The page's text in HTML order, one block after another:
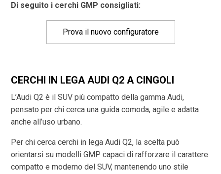
Di seguito i cerchi GMP consigliati:
Prova il nuovo configuratore
CERCHI IN LEGA AUDI Q2 A CINGOLI
L’Audi Q2 è il SUV più compatto della gamma Audi,
pensato per chi cerca una guida comoda, agile e adatta
anche all’uso urbano.
Per chi cerca cerchi in lega Audi Q2, la scelta può
orientarsi su modelli GMP capaci di rafforzare il carattere
compatto e moderno del SUV, mantenendo uno stile